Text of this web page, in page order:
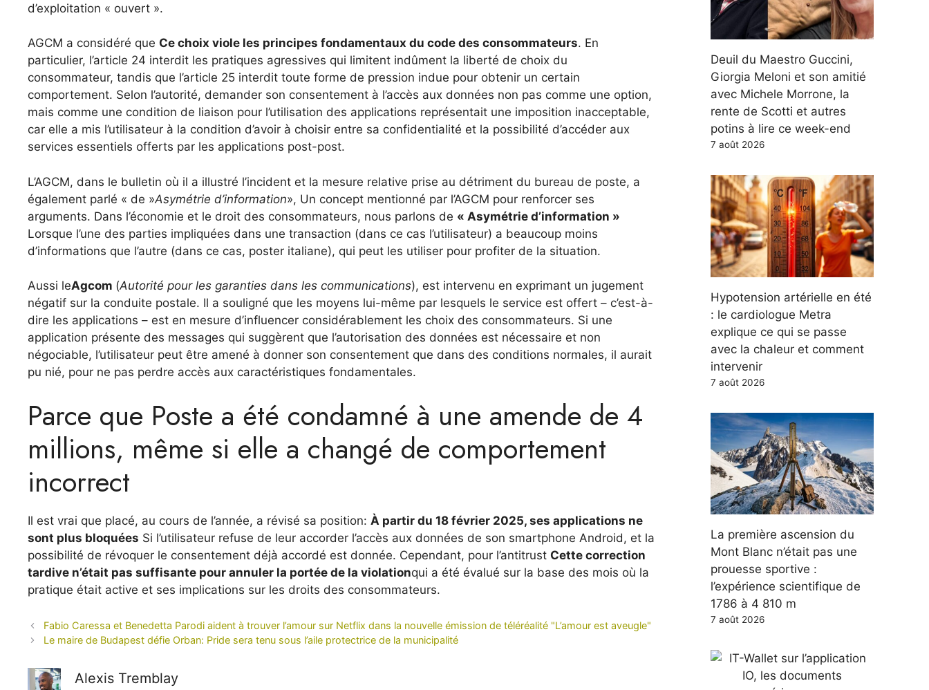
d’exploitation « ouvert ».
AGCM a considéré que Ce choix viole les principes fondamentaux du code des consommateurs. En
particulier, l’article 24 interdit les pratiques agressives qui limitent indûment la liberté de choix du
consommateur, tandis que l’article 25 interdit toute forme de pression indue pour obtenir un certain
comportement. Selon l’autorité, demander son consentement à l’accès aux données non pas comme une option,
mais comme une condition de liaison pour l’utilisation des applications représentait une imposition inacceptable,
car elle a mis l’utilisateur à la condition d’avoir à choisir entre sa confidentialité et la possibilité d’accéder aux
services essentiels offerts par les applications post-post.
L’AGCM, dans le bulletin où il a illustré l’incident et la mesure relative prise au détriment du bureau de poste, a
également parlé « de »Asymétrie d’information», Un concept mentionné par l’AGCM pour renforcer ses
arguments. Dans l’économie et le droit des consommateurs, nous parlons de « Asymétrie d’information »
Lorsque l’une des parties impliquées dans une transaction (dans ce cas l’utilisateur) a beaucoup moins
d’informations que l’autre (dans ce cas, poster italiane), qui peut les utiliser pour profiter de la situation.
Aussi leAgcom (Autorité pour les garanties dans les communications), est intervenu en exprimant un jugement
négatif sur la conduite postale. Il a souligné que les moyens lui-même par lesquels le service est offert – c’est-à-
dire les applications – est en mesure d’influencer considérablement les choix des consommateurs. Si une
application présente des messages qui suggèrent que l’autorisation des données est nécessaire et non
négociable, l’utilisateur peut être amené à donner son consentement que dans des conditions normales, il aurait
pu nié, pour ne pas perdre accès aux caractéristiques fondamentales.
Parce que Poste a été condamné à une amende de 4
millions, même si elle a changé de comportement
incorrect
Il est vrai que placé, au cours de l’année, a révisé sa position: À partir du 18 février 2025, ses applications ne
sont plus bloquées Si l’utilisateur refuse de leur accorder l’accès aux données de son smartphone Android, et la
possibilité de révoquer le consentement déjà accordé est donnée. Cependant, pour l’antitrust Cette correction
tardive n’était pas suffisante pour annuler la portée de la violationqui a été évalué sur la base des mois où la
pratique était active et ses implications sur les droits des consommateurs.
Fabio Caressa et Benedetta Parodi aident à trouver l’amour sur Netflix dans la nouvelle émission de téléréalité "L’amour est aveugle"
Le maire de Budapest défie Orban: Pride sera tenu sous l’aile protectrice de la municipalité
Alexis Tremblay
Deuil du Maestro Guccini,
Giorgia Meloni et son amitié
avec Michele Morrone, la
rente de Scotti et autres
potins à lire ce week-end
7 août 2026
Hypotension artérielle en été
: le cardiologue Metra
explique ce qui se passe
avec la chaleur et comment
intervenir
7 août 2026
La première ascension du
Mont Blanc n’était pas une
prouesse sportive :
l’expérience scientifique de
1786 à 4 810 m
7 août 2026